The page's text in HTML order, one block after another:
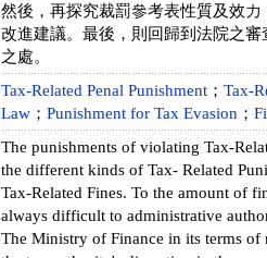
然後，再探究裁罰參考表性質及效
改進建議。最後，則回歸到法院之
之處。
Tax-Related Penal Punishment ； Tax-
Law ； Punishment for Tax Evasion ；
The punishments of violating Tax-
the different kinds of Tax- Related
Tax-Related Fines. To the amount of
always difficult to administrative
The Ministry of Finance in its terms of